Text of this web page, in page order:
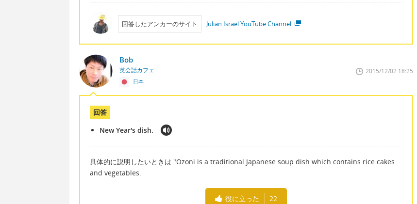
回答したアンカーのサイト Julian Israel YouTube Channel
Bob
英会話カフェ
日本
2015/12/02 18:25
回答
New Year's dish.
具体的に説明したいときは "Ozoni is a traditional Japanese soup dish which contains rice cakes
and vegetables.
役に立った 22